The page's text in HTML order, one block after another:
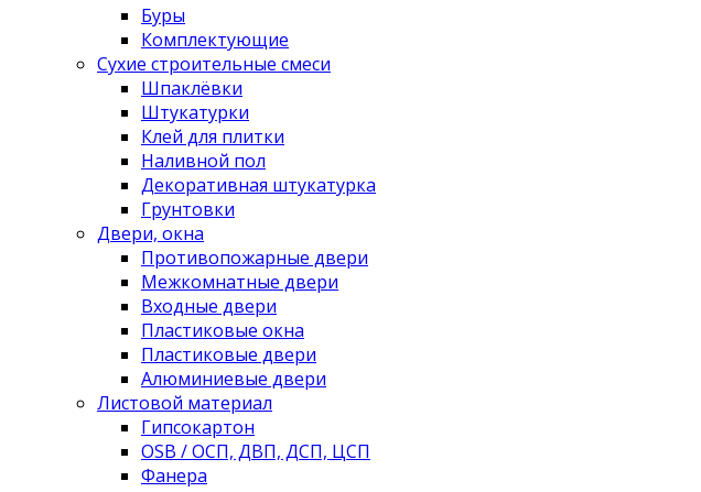
Буры
Комплектующие
Сухие строительные смеси
Шпаклёвки
Штукатурки
Клей для плитки
Наливной пол
Декоративная штукатурка
Грунтовки
Двери, окна
Противопожарные двери
Межкомнатные двери
Входные двери
Пластиковые окна
Пластиковые двери
Алюминиевые двери
Листовой материал
Гипсокартон
OSB / ОСП, ДВП, ДСП, ЦСП
Фанера